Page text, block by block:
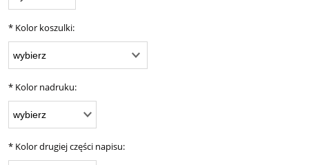
* Kolor koszulki:
* Kolor nadruku:
* Kolor drugiej części napisu: